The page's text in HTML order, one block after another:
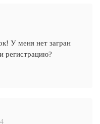
У меня нет загран
регистрацию?